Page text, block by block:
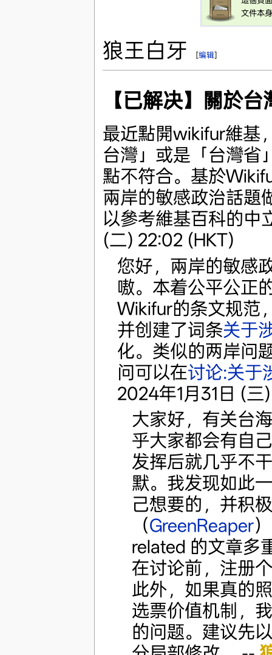
文件本
狼王白牙 [编辑]
【已解决】關於
最近點開wikifur維基
台灣」或是「台灣省
點不符合。基於
兩岸的敏感政治話題
以參考維基百科的中
(二) 22:02 (HKT)
您好，兩岸的敏感
嗷。本着公平公正
Wikifur的条文规范
并创建了词条关于
化。类似的两岸问
问可以在讨论:关于
2024年1月31日 (三
大家好，有关台
乎大家都会有自
发挥后就几乎不
默。我发现如此
己想要的，并积
（GreenReaper
related 的文章多
在讨论前，注册
此外，如果真的
选票价值机制，
的问题。建议先